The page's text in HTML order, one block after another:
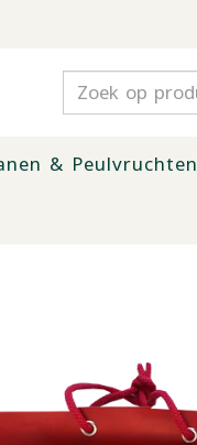
& Peulvruchten